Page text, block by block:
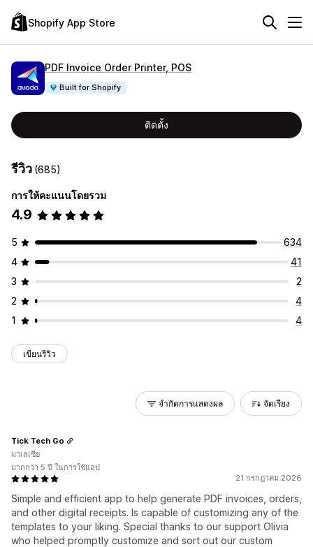
Shopify App Store
PDF Invoice Order Printer, POS
Built for Shopify
ติดตั้ง
รีวิว (685)
การให้คะแนนโดยรวม
4.9
5
634
4
41
3
2
2
4
1
4
เขียนรีวิว
จำกัดการแสดงผล จัดเรียง
21 กรกฎาคม 2026
Simple and efficient app to help generate PDF invoices, orders,
and other digital receipts. Is capable of customizing any of the
templates to your liking. Special thanks to our support Olivia
who helped promptly customize and sort out our custom
Tick Tech Go
มาเลเซีย
มากกว่า 5 ปี ในการใช้แอป